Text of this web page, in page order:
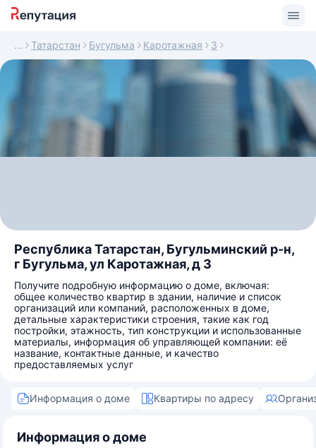
Татарстан Бугульма Каротажная 3
Республика Татарстан, Бугульминский р-н,
г Бугульма, ул Каротажная, д 3
Получите подробную информацию о доме, включая:
общее количество квартир в здании, наличие и список
организаций или компаний, расположенных в доме,
детальные характеристики строения, такие как год
постройки, этажность, тип конструкции и использованные
материалы, информация об управляющей компании: её
название, контактные данные, и качество
предоставляемых услуг
Информация о доме Квартиры по адресу
Информация о доме